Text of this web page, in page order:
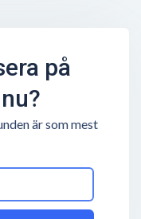
på
är som mest